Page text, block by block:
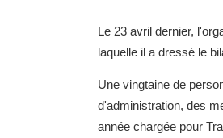
Le 23 avril dernier,
laquelle il a dressé le
Une vingtaine de
d'administration, des
année chargée pour